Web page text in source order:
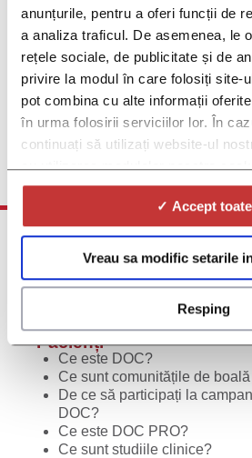
anunțurile, pentru a oferi funcții de
a analiza traficul. De asemenea, le
rețele sociale, de publicitate și de
privire la modul în care folosiți site-
pot combina cu alte informații
în urma folosirii serviciilor lor. În
continuați să utilizați website-ul
cu utilizarea modulelor noastre
✓ Accept toate
Vreau sa modific setarile
Resping
If you are interested in more
Clinical Trials, please fill in this form and
first to find out when such studies
Click here and sign up
Pacienți
Ce este DOC?
Ce sunt comunitățile de
De ce să participați la
DOC?
Ce este DOC PRO?
Ce sunt studiile clinice?